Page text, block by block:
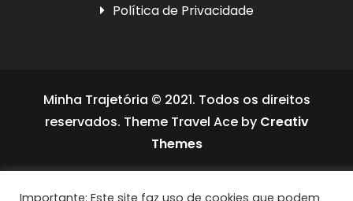
Política de Privacidade
Minha Trajetória © 2021. Todos os direitos
reservados. Theme Travel Ace by Creativ
Themes
Importante: Este site faz uso de cookies que podem